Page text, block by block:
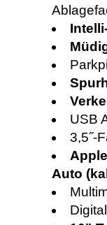
USB
3,5˝-
Auto